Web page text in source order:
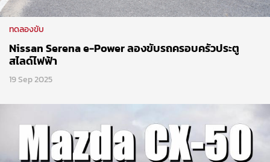
ทดลองขับ
Nissan Serena e-Power ลองขับรถครอบครัวประตู
สไลด์ไฟฟ้า
19 Sep 2025